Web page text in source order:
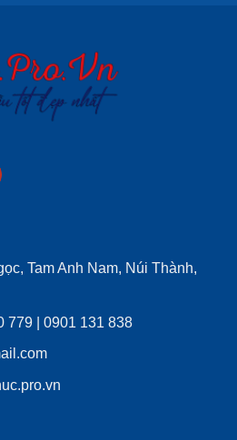
Tam Anh Nam, Núi Thành,
| 0901 131 838